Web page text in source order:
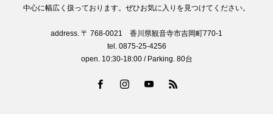
中心に幅広く扱っております。ぜひお気に入りを見つけてください。
address. 〒 768-0021 香川県観音寺市吉岡町770-1
tel. 0875-25-4256
open. 10:30-18:00 / Parking. 80台